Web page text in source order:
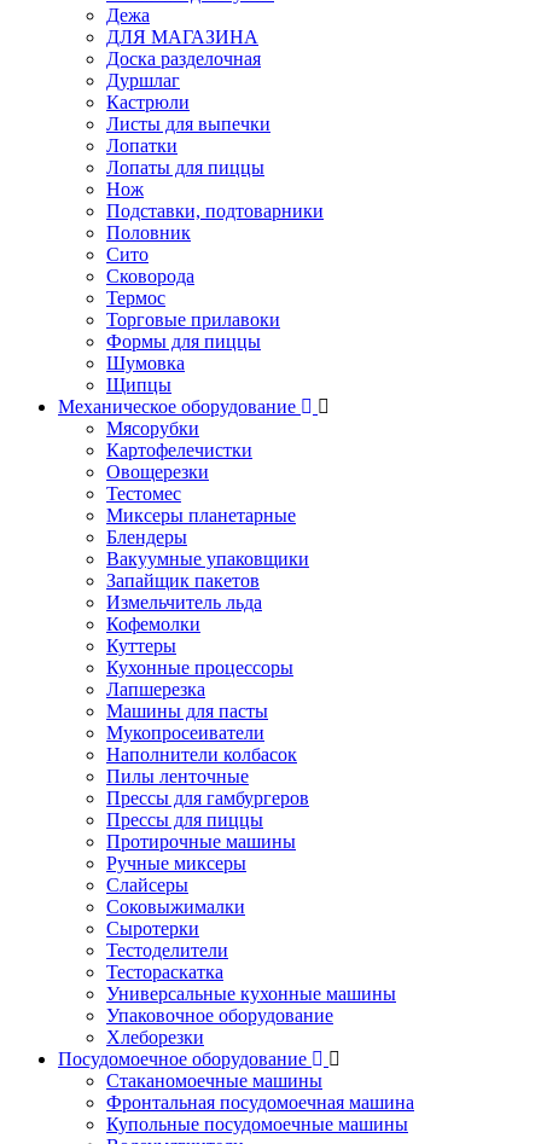
Дежа
ДЛЯ МАГАЗИНА
Доска разделочная
Дуршлаг
Кастрюли
Листы для выпечки
Лопатки
Лопаты для пиццы
Нож
Подставки, подтоварники
Половник
Сито
Сковорода
Термос
Торговые прилавоки
Формы для пиццы
Шумовка
Щипцы
Механическое оборудование
Мясорубки
Картофелечистки
Овощерезки
Тестомес
Миксеры планетарные
Блендеры
Вакуумные упаковщики
Запайщик пакетов
Измельчитель льда
Кофемолки
Куттеры
Кухонные процессоры
Лапшерезка
Машины для пасты
Мукопросеиватели
Наполнители колбасок
Пилы ленточные
Прессы для гамбургеров
Прессы для пиццы
Протирочные машины
Ручные миксеры
Слайсеры
Соковыжималки
Сыротерки
Тестоделители
Тестораскатка
Универсальные кухонные машины
Упаковочное оборудование
Хлеборезки
Посудомоечное оборудование
Стаканомоечные машины
Фронтальная посудомоечная машина
Купольные посудомоечные машины